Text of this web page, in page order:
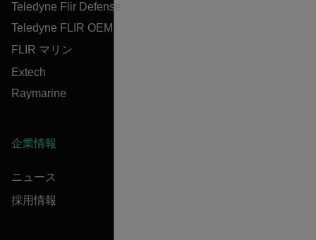
Teledyne Flir Defense
Teledyne FLIR OEM
FLIR マリン
Extech
Raymarine
企業情報
ニュース
採用情報